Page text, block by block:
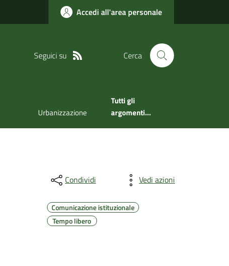
Accedi all'area personale
Seguici su Cerca
Urbanizzazione
Tutti gli
argomenti...
Condividi Vedi azioni
Comunicazione istituzionale
Tempo libero